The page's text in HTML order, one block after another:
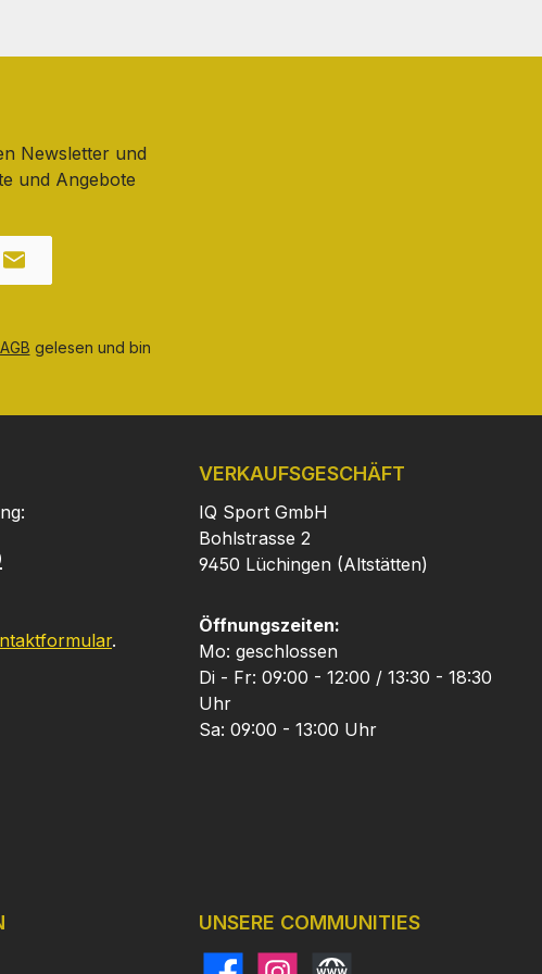
Newsletter und
und Angebote
AGB gelesen und bin
.
VERKAUFSGESCHÄFT
IQ Sport GmbH
Bohlstrasse 2
9450 Lüchingen (Altstätten)
Öffnungszeiten:
Mo: geschlossen
Di - Fr: 09:00 - 12:00 / 13:30 - 18:30
Uhr
Sa: 09:00 - 13:00 Uhr
UNSERE COMMUNITIES